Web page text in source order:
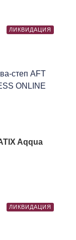
ЛИКВИДАЦИЯ
Aqqua
ЛИКВИДАЦИЯ